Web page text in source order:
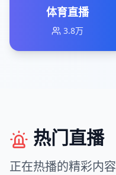
体育直播
3.8万
热门直播
正在热播的精彩内容